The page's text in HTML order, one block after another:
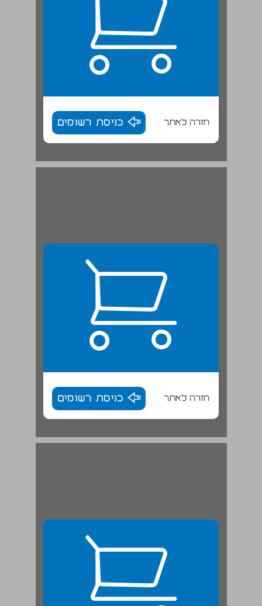
חזרה לאתר כניסת רשומים
חזרה לאתר כניסת רשומים